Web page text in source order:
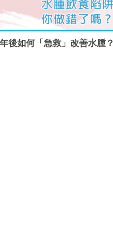
後如何「急救」改善水腫？